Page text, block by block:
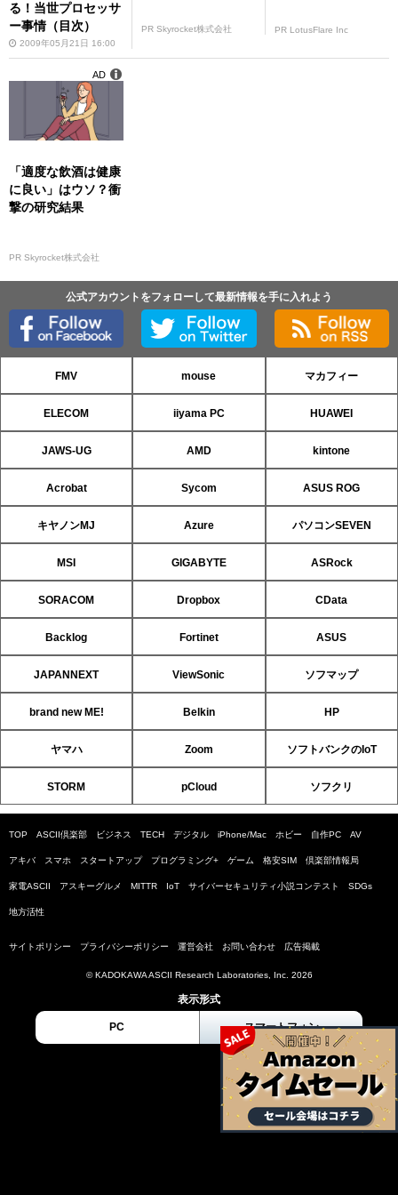
る！当世プロセッサ
ー事情（目次）
2009年05月21日 16:00
PR Skyrocket株式会社 PR LotusFlare Inc
「適度な飲酒は健康
に良い」はウソ？衝
撃の研究結果
PR Skyrocket株式会社
AD
公式アカウントをフォローして最新情報を手に入れよう
FMV mouse マカフィー
ELECOM iiyama PC HUAWEI
JAWS-UG AMD kintone
Acrobat Sycom ASUS ROG
キヤノンMJ Azure パソコンSEVEN
MSI GIGABYTE ASRock
SORACOM Dropbox CData
Backlog Fortinet ASUS
JAPANNEXT ViewSonic ソフマップ
brand new ME! Belkin HP
ヤマハ Zoom ソフトバンクのIoT
STORM pCloud ソフクリ
TOP ASCII倶楽部 ビジネス TECH デジタル iPhone/Mac ホビー 自作PC AV
アキバ スマホ スタートアップ プログラミング+ ゲーム 格安SIM 倶楽部情報局
家電ASCII アスキーグルメ MITTR IoT サイバーセキュリティ小説コンテスト SDGs
地方活性
サイトポリシー プライバシーポリシー 運営会社 お問い合わせ 広告掲載
© KADOKAWA ASCII Research Laboratories, Inc. 2026
表示形式
PC スマートフォン